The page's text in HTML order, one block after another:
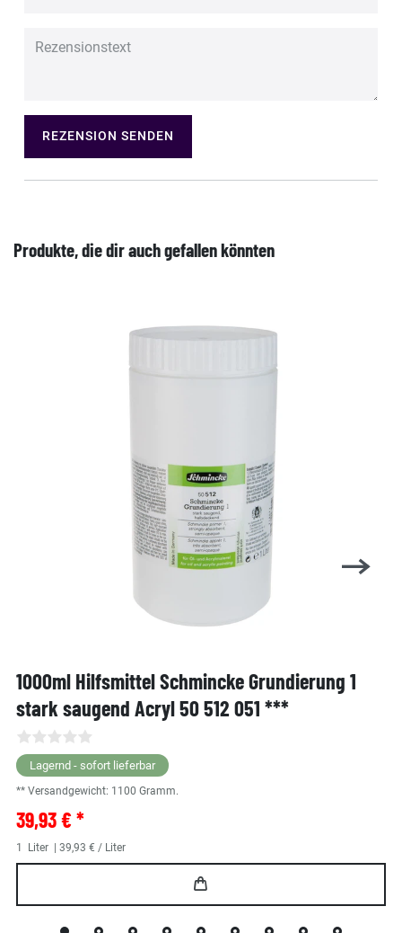
REZENSION SENDEN
Produkte, die dir auch gefallen könnten
1000ml Hilfsmittel Schmincke Grundierung 1
stark saugend Acryl 50 512 051 ***
Lagernd - sofort lieferbar
** Versandgewicht: 1100 Gramm.
39,93 € *
1 Liter | 39,93 € / Liter